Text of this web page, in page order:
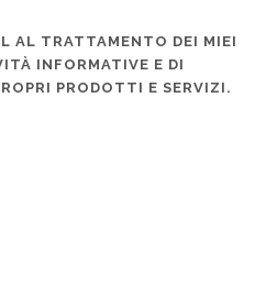
DEI MIEI
INFORMATIVE E DI
DEI PROPRI PRODOTTI E SERVIZI.